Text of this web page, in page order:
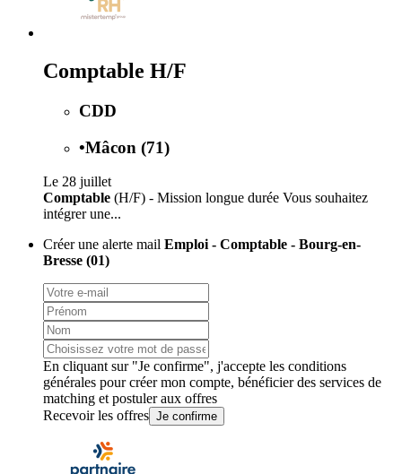
Comptable H/F
CDD
•Mâcon (71)
Le 28 juillet
Comptable (H/F) - Mission longue durée Vous souhaitez
intégrer une...
Créer une alerte mail Emploi - Comptable - Bourg-en-
Bresse (01)
En cliquant sur "Je confirme", j'accepte les conditions
générales pour créer mon compte, bénéficier des services de
matching et postuler aux offres
Recevoir les offres Je confirme